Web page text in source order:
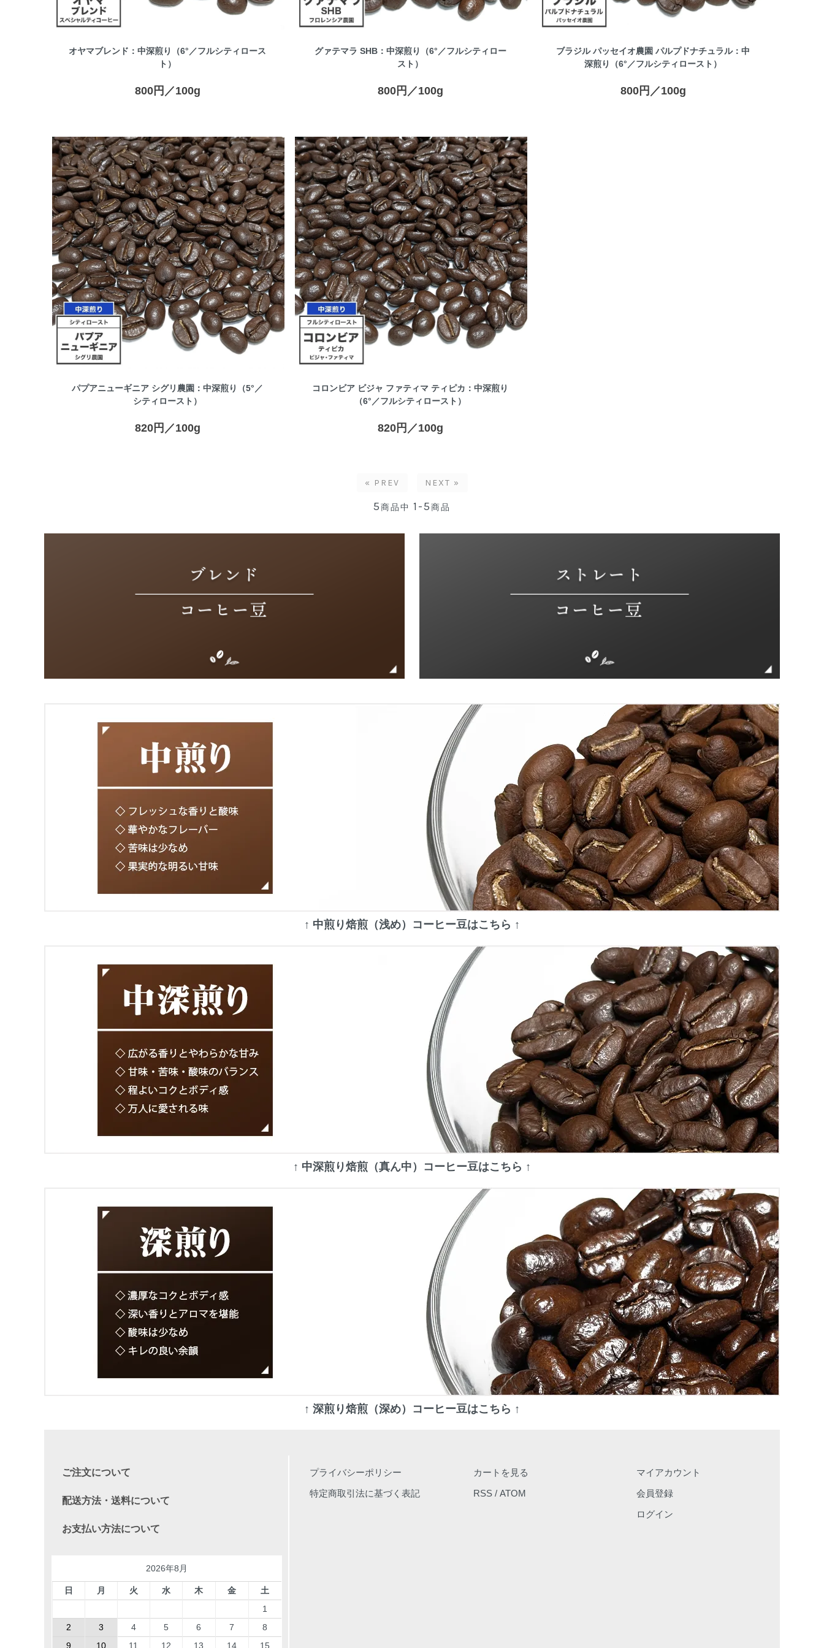
オヤマブレンド：中深煎り（6°／フルシティロース
ト）
800円／100g
グァテマラ SHB：中深煎り（6°／フルシティロー
スト）
800円／100g
ブラジル パッセイオ農園 パルプドナチュラル：中
深煎り（6°／フルシティロースト）
800円／100g
パプアニューギニア シグリ農園：中深煎り（5°／
シティロースト）
820円／100g
コロンビア ビジャ ファティマ ティピカ：中深煎り
（6°／フルシティロースト）
820円／100g
« PREV NEXT »
5商品中 1-5商品
↑ 中煎り焙煎（浅め）コーヒー豆はこちら ↑
↑ 中深煎り焙煎（真ん中）コーヒー豆はこちら ↑
↑ 深煎り焙煎（深め）コーヒー豆はこちら ↑
ご注文について
配送方法・送料について
お支払い方法について
2026年8月
日 月 火 水 木 金
土
1
2
3 4 5 6 7
8
9
10 11 12 13 14 15
プライバシーポリシー
特定商取引法に基づく表記
カートを見る
RSS/ ATOM
マイアカウント
会員登録
ログイン